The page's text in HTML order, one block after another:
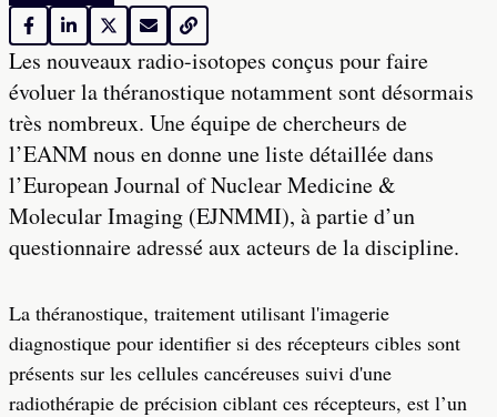
Les nouveaux radio-isotopes conçus pour faire
évoluer la théranostique notamment sont désormais
très nombreux. Une équipe de chercheurs de
l’EANM nous en donne une liste détaillée dans
l’European Journal of Nuclear Medicine &
Molecular Imaging (EJNMMI), à partie d’un
questionnaire adressé aux acteurs de la discipline.
La théranostique, traitement utilisant l'imagerie
diagnostique pour identifier si des récepteurs cibles sont
présents sur les cellules cancéreuses suivi d'une
radiothérapie de précision ciblant ces récepteurs, est l’un